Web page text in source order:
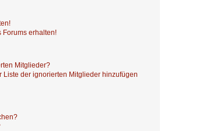
Forums erhalten!
Mitglieder?
der ignorierten Mitglieder hinzufügen